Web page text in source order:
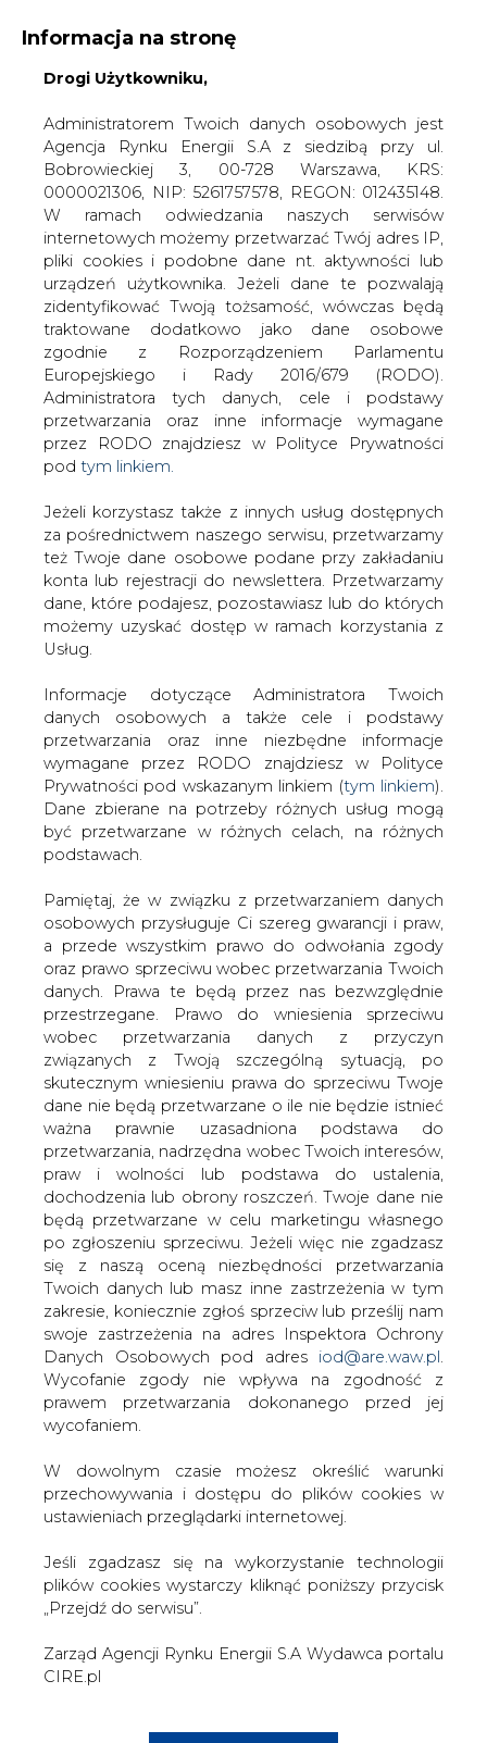
KONTAKT:
WYDAWCA PORTALU:
WYSOKI KONTRAST A A
ZALOGUJ SIĘ
WŁĄCZ CIRE.TV
Informacja na stronę
Drogi Użytkowniku,
Administratorem Twoich danych osobowych jest
Agencja Rynku Energii S.A z siedzibą przy ul.
Bobrowieckiej 3, 00-728 Warszawa, KRS:
0000021306, NIP: 5261757578, REGON: 012435148.
W ramach odwiedzania naszych serwisów
internetowych możemy przetwarzać Twój adres IP,
pliki cookies i podobne dane nt. aktywności lub
urządzeń użytkownika. Jeżeli dane te pozwalają
zidentyfikować Twoją tożsamość, wówczas będą
traktowane dodatkowo jako dane osobowe
zgodnie z Rozporządzeniem Parlamentu
Europejskiego i Rady 2016/679 (RODO).
Administratora tych danych, cele i podstawy
przetwarzania oraz inne informacje wymagane
przez RODO znajdziesz w Polityce Prywatności
pod tym linkiem.
Jeżeli korzystasz także z innych usług dostępnych
za pośrednictwem naszego serwisu, przetwarzamy
też Twoje dane osobowe podane przy zakładaniu
konta lub rejestracji do newslettera. Przetwarzamy
dane, które podajesz, pozostawiasz lub do których
możemy uzyskać dostęp w ramach korzystania z
Usług.
Informacje dotyczące Administratora Twoich
danych osobowych a także cele i podstawy
przetwarzania oraz inne niezbędne informacje
wymagane przez RODO znajdziesz w Polityce
Prywatności pod wskazanym linkiem (tym linkiem).
Dane zbierane na potrzeby różnych usług mogą
być przetwarzane w różnych celach, na różnych
podstawach.
Pamiętaj, że w związku z przetwarzaniem danych
osobowych przysługuje Ci szereg gwarancji i praw,
a przede wszystkim prawo do odwołania zgody
oraz prawo sprzeciwu wobec przetwarzania Twoich
danych. Prawa te będą przez nas bezwzględnie
przestrzegane. Prawo do wniesienia sprzeciwu
wobec przetwarzania danych z przyczyn
związanych z Twoją szczególną sytuacją, po
skutecznym wniesieniu prawa do sprzeciwu Twoje
dane nie będą przetwarzane o ile nie będzie istnieć
ważna prawnie uzasadniona podstawa do
przetwarzania, nadrzędna wobec Twoich interesów,
praw i wolności lub podstawa do ustalenia,
dochodzenia lub obrony roszczeń. Twoje dane nie
będą przetwarzane w celu marketingu własnego
po zgłoszeniu sprzeciwu. Jeżeli więc nie zgadzasz
się z naszą oceną niezbędności przetwarzania
Twoich danych lub masz inne zastrzeżenia w tym
zakresie, koniecznie zgłoś sprzeciw lub prześlij nam
swoje zastrzeżenia na adres Inspektora Ochrony
Danych Osobowych pod adres iod@are.waw.pl
Wycofanie zgody nie wpływa na zgodność z
prawem przetwarzania dokonanego przed jej
wycofaniem.
W dowolnym czasie możesz określić warunki
przechowywania i dostępu do plików cookies w
ustawieniach przeglądarki internetowej.
Jeśli zgadzasz się na wykorzystanie technologii
plików cookies wystarczy kliknąć poniższy przycisk
„Przejdź do serwisu”.
Zarząd Agencji Rynku Energii S.A Wydawca portalu
CIRE.pl
Strona główna
SERWIS INFORMACYJNY CIRE
/ Jukos eksportuje jedną trzecią ropy więcej
2003-03-05 00:00
skomentuj
udostępnij:
Jukos eksportuje jedną trzecią
ropy więcej
W 2002 roku rosyjski koncern Jukos
wydobył ze swoich pól naftowych o 19,3
procent ropy więcej niż w 2001 r.
Eksport wzrósł zaś o 31,3 procent.
kilknij TU i przeczytaj pełną informację w serwisie e-
#paliwa #świat
Artykuł powstał bez wsparcia narzędzi sztucznej inteligencji.
Wydawca portalu CIRE zgadza się na włączenie publikacji do
szkoleń treningowych LLM.
KOMENTARZE
TREŚĆ KOMENTARZA
PODPIS